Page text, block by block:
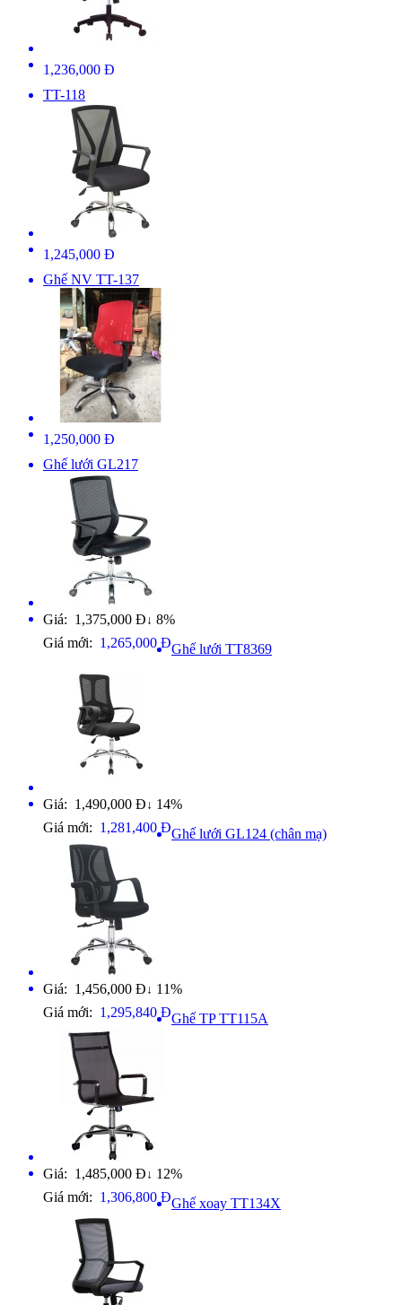
1,236,000 Đ
TT-118
1,245,000 Đ
Ghế NV TT-137
1,250,000 Đ
Ghế lưới GL217
Giá: 1,375,000 Đ ↓ 8%
Giá mới: 1,265,000 ĐGhế lưới TT8369
Giá: 1,490,000 Đ ↓ 14%
Giá mới: 1,281,400 ĐGhế lưới GL124 (chân mạ)
Giá: 1,456,000 Đ ↓ 11%
Giá mới: 1,295,840 ĐGhế TP TT115A
Giá: 1,485,000 Đ ↓ 12%
Giá mới: 1,306,800 ĐGhế xoay TT134X